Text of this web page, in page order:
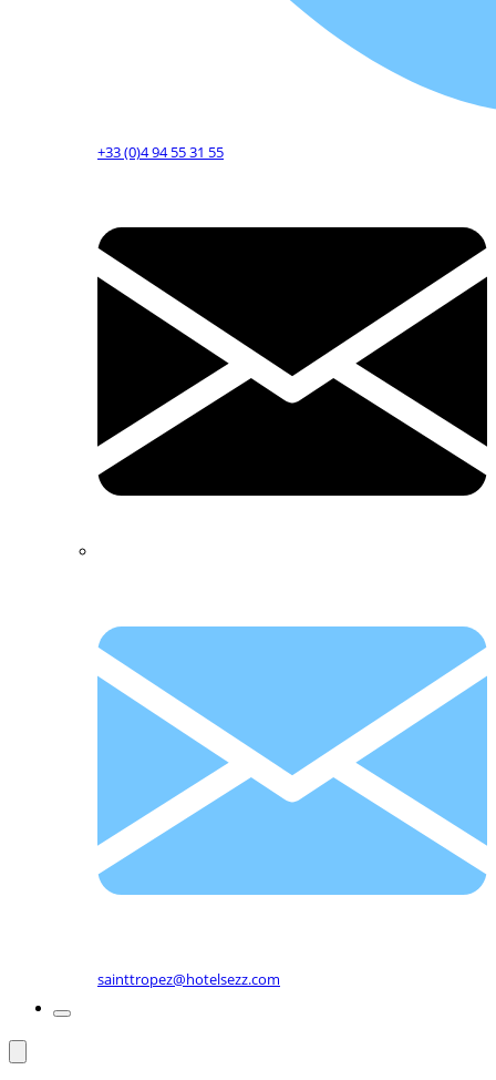
+33 (0)4 94 55 31 55
sainttropez@hotelsezz.com